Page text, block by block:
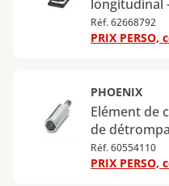
longitudinal -
PL-BK
Réf. 62668792
PRIX
PHOENIX
Elément de
de
- HC-CBU
Réf. 60554110
PRIX